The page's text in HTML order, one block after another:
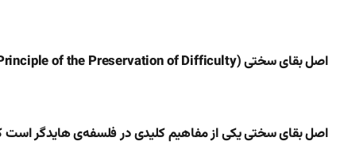
اصل بقای سختی (The Principle of the Preservation of Difficulty)
اصل بقای سختی یکی از مفاهیم کلیدی در فلسفه‌ی هایدگر است